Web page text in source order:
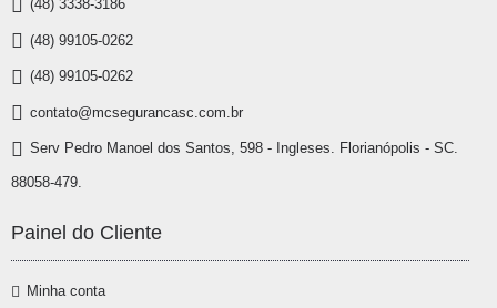
(48) 3338-3186
(48) 99105-0262
(48) 99105-0262
contato@mcsegurancasc.com.br
Serv Pedro Manoel dos Santos, 598 - Ingleses. Florianópolis - SC.
88058-479.
Painel do Cliente
Minha conta